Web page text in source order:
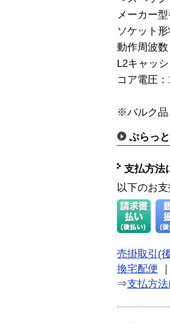
メーカー
ソケット
動作周波
L2キャッ
コア電圧
※バルク品
ぷらっ
支払方法
以下のお
売掛取引(
換宅配便
⇒支払方